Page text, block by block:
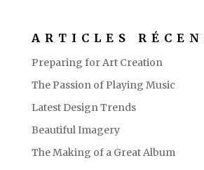
ARTICLES
Preparing for Art Creation
The Passion of Playing Music
Latest Design Trends
Beautiful Imagery
The Making of a Great Album